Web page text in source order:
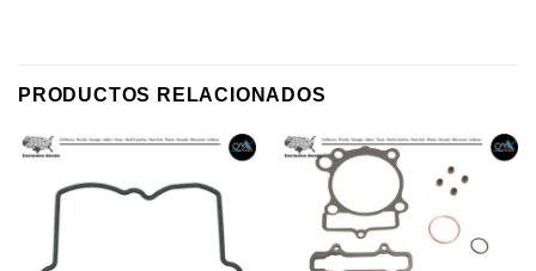
PRODUCTOS RELACIONADOS